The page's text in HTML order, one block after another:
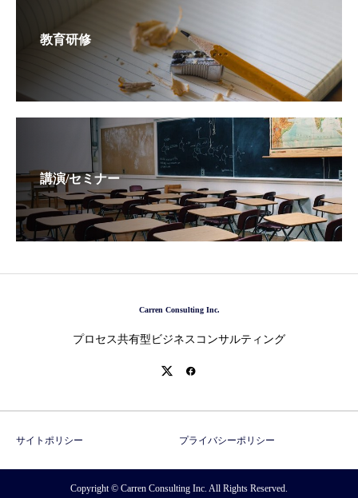
教育研修
講演/セミナー
Carren Consulting Inc.
プロセス共有型ビジネスコンサルティング
サイトポリシー プライバシーポリシー
Copyright © Carren Consulting Inc. All Rights Reserved.